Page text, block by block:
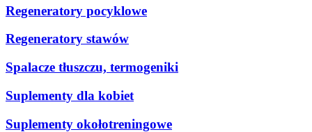
Regeneratory pocyklowe
Regeneratory stawów
Spalacze tłuszczu, termogeniki
Suplementy dla kobiet
Suplementy okołotreningowe